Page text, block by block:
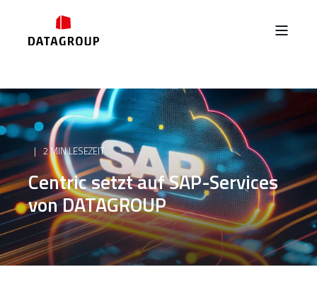
2 MIN LESEZEIT
Centric setzt auf SAP-Services
von DATAGROUP